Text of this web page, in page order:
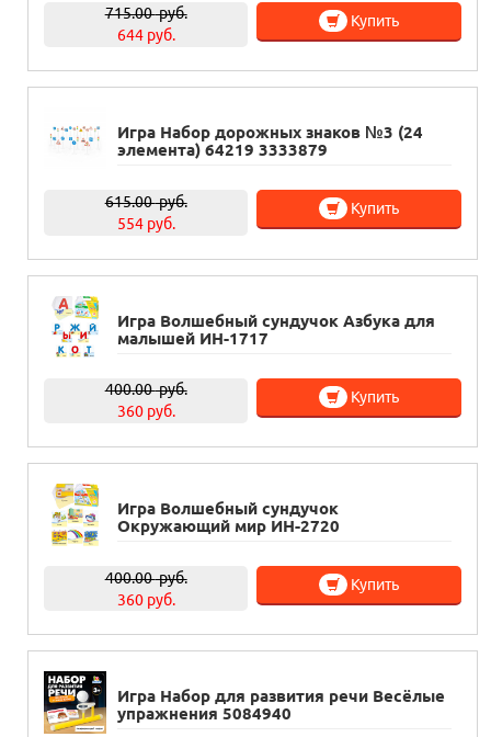
715.00руб.
644 руб.
Купить
Игра Набор дорожных знаков №3 (24
элемента) 64219 3333879
615.00руб.
554 руб.
Купить
Игра Волшебный сундучок Азбука для
малышей ИН-1717
400.00руб.
360 руб.
Купить
Игра Волшебный сундучок
Окружающий мир ИН-2720
400.00руб.
360 руб.
Купить
Игра Набор для развития речи Весёлые
упражнения 5084940